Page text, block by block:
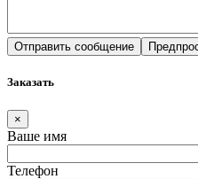
Заказать
×
Ваше имя
Телефон